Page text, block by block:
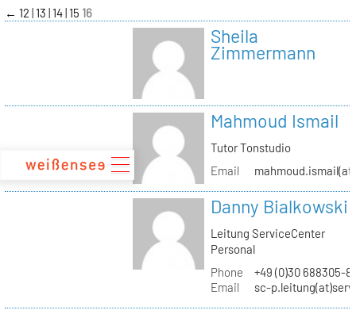
zum
Inhalt
← 12 13 14 15 16
Sheila
Zimmermann
Mahmoud Ismail
Tutor Tonstudio
Email
Danny Bialkowski
Leitung ServiceCenter
Personal
Phone
+49 (0)30 688305-
Email
sc-